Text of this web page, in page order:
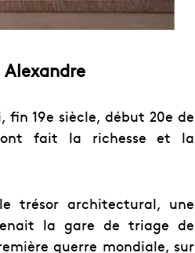
19e siècle, début 20e de
ont fait la richesse et la
trésor architectural, une
la gare de triage de
guerre mondiale, sur